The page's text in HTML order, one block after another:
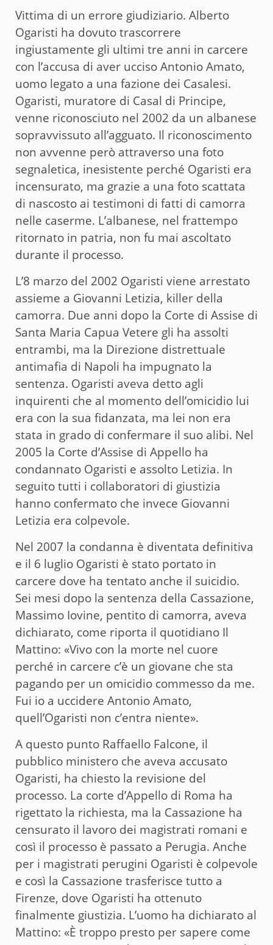
Vittima di un errore giudiziario. Alberto
Ogaristi ha dovuto trascorrere
ingiustamente gli ultimi tre anni in carcere
con l’accusa di aver ucciso Antonio Amato,
uomo legato a una fazione dei Casalesi.
Ogaristi, muratore di Casal di Principe,
venne riconosciuto nel 2002 da un albanese
sopravvissuto all’agguato. Il riconoscimento
non avvenne però attraverso una foto
segnaletica, inesistente perché Ogaristi era
incensurato, ma grazie a una foto scattata
di nascosto ai testimoni di fatti di camorra
nelle caserme. L’albanese, nel frattempo
ritornato in patria, non fu mai ascoltato
durante il processo.
L’8 marzo del 2002 Ogaristi viene arrestato
assieme a Giovanni Letizia, killer della
camorra. Due anni dopo la Corte di Assise di
Santa Maria Capua Vetere gli ha assolti
entrambi, ma la Direzione distrettuale
antimafia di Napoli ha impugnato la
sentenza. Ogaristi aveva detto agli
inquirenti che al momento dell’omicidio lui
era con la sua fidanzata, ma lei non era
stata in grado di confermare il suo alibi. Nel
2005 la Corte d’Assise di Appello ha
condannato Ogaristi e assolto Letizia. In
seguito tutti i collaboratori di giustizia
hanno confermato che invece Giovanni
Letizia era colpevole.
Nel 2007 la condanna è diventata definitiva
e il 6 luglio Ogaristi è stato portato in
carcere dove ha tentato anche il suicidio.
Sei mesi dopo la sentenza della Cassazione,
Massimo Iovine, pentito di camorra, aveva
dichiarato, come riporta il quotidiano Il
Mattino: «Vivo con la morte nel cuore
perché in carcere c’è un giovane che sta
pagando per un omicidio commesso da me.
Fui io a uccidere Antonio Amato,
quell’Ogaristi non c’entra niente».
A questo punto Raffaello Falcone, il
pubblico ministero che aveva accusato
Ogaristi, ha chiesto la revisione del
processo. La corte d’Appello di Roma ha
rigettato la richiesta, ma la Cassazione ha
censurato il lavoro dei magistrati romani e
così il processo è passato a Perugia. Anche
per i magistrati perugini Ogaristi è colpevole
e così la Cassazione trasferisce tutto a
Firenze, dove Ogaristi ha ottenuto
finalmente giustizia. L’uomo ha dichiarato al
Mattino: «È troppo presto per sapere come